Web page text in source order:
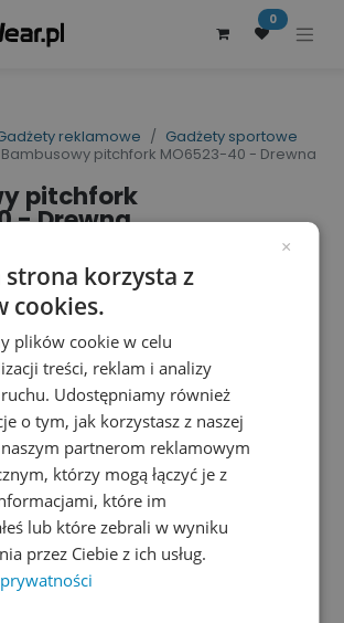
0
reklamowe
Gadżety sportowe
Bambusowy pitchfork MO6523-40 - Drewna
pitchfork
- Drewna
×
strona korzysta z
cookies.
plików cookie w celu
treści, reklam i analizy
ruchu. Udostępniamy również
o tym, jak korzystasz z naszej
partnerom reklamowym
którzy mogą łączyć je z
które im
lub które zebrali w wyniku
przez Ciebie z ich usług.